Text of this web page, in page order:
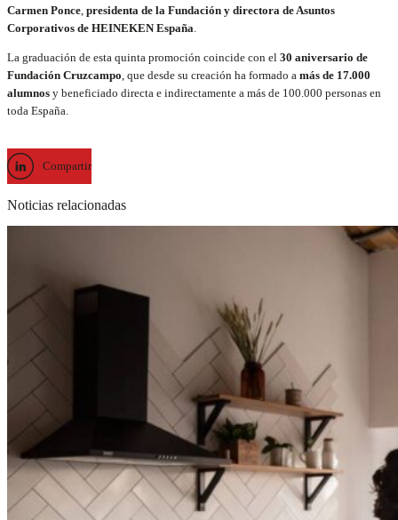
Carmen Ponce presidenta de la Fundación y directora de Asuntos
Corporativos de HEINEKEN España
La graduación de esta quinta promoción coincide con el 30 aniversario de
Fundación Cruzcampo , que desde su creación ha formado a más de 17.000
alumnos y beneficiado directa e indirectamente a más de 100.000 personas en
toda España.
Compartir
Noticias relacionadas